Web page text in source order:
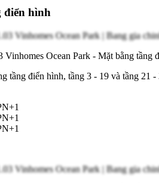
điển hình
Vinhomes Ocean Park - Mặt bằng tầng
tầng điển hình, tầng 3 - 19 và tầng 21